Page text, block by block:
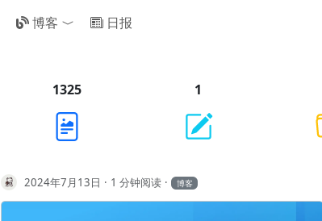
博客 Toggle Dropdown
日报
1325 1
2024年7月13日 1 分钟阅读 博客